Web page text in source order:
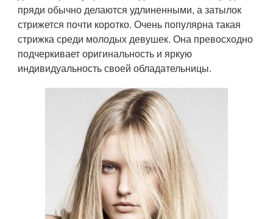
пряди обычно делаются удлиненными, а затылок
стрижется почти коротко. Очень популярна такая
стрижка среди молодых девушек. Она превосходно
подчеркивает оригинальность и яркую
индивидуальность своей обладательницы.